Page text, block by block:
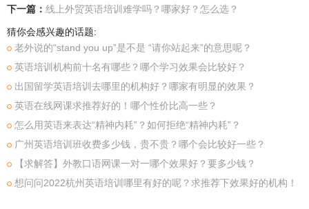
下一篇： 线上外贸英语培训难学吗？哪家好？怎么选？
猜你会感兴趣的话题:
老外说的“stand you up”是不是 “请你站起来”的意思呢？
英语培训机构前十名有哪些？哪个学习效果会比较好？
出国留学英语培训去哪里的机构好？哪家有明显的效果？
英语在线网课求推荐好的！哪个性价比高一些？
怎么用英语来表达“精神内耗”？如何拒绝“精神内耗”？
广州英语培训班收费多少钱，贵不贵？哪个会比较好一些？
【求解答】外教口语网课一对一哪个效果好？要多少钱？
想问问2022杭州英语培训哪里有好的呢？求推荐下效果好的机构！